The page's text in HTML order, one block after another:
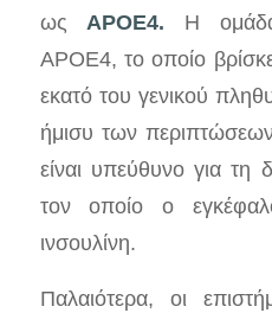
ωςAPOE4. Η ομάδα
APOE4, το οποίο
εκατό του γενικού
ήμισυ των
είναι υπεύθυνο για τη
τον οποίο ο
ινσουλίνη.
Παλαιότερα, οι